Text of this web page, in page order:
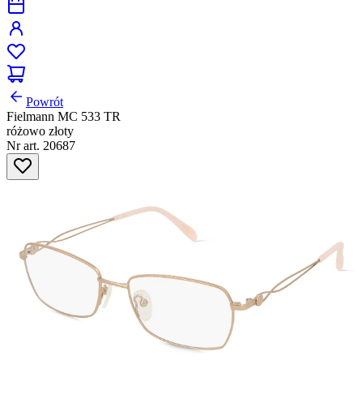
Powrót
Fielmann MC 533 TR
różowo złoty
Nr art. 20687